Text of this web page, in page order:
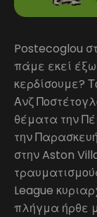
Postecoglou
πάμε εκεί
κερδίσουμε?
Ανζ
θέματα την
την
στην Aston
League
πλήγμα ήρθε